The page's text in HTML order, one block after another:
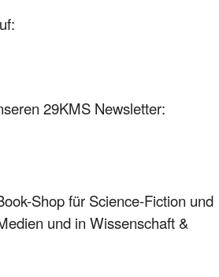
29KMS Newsletter:
Shop für Science-Fiction und
und in Wissenschaft &